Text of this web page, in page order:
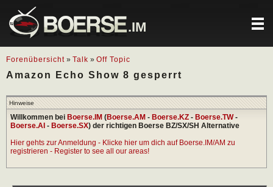
.IM
Forenübersicht » Talk » Off Topic
Amazon Echo Show 8 gesperrt
Hinweise
Willkommen bei Boerse.IM (Boerse.AM - Boerse.KZ - Boerse.TW-
Boerse.AI - Boerse.SX) der richtigen Boerse BZ/SX/SH Alternative
Hier gehts zur Anmeldung - Klicke hier um dich auf Boerse.IM/AM zu
registrieren - Register to see all our areas!